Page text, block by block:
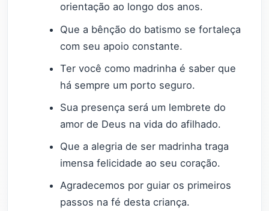
orientação ao longo dos anos.
Que a bênção do batismo se fortaleça
com seu apoio constante.
Ter você como madrinha é saber que
há sempre um porto seguro.
Sua presença será um lembrete do
amor de Deus na vida do afilhado.
Que a alegria de ser madrinha traga
imensa felicidade ao seu coração.
Agradecemos por guiar os primeiros
passos na fé desta criança.